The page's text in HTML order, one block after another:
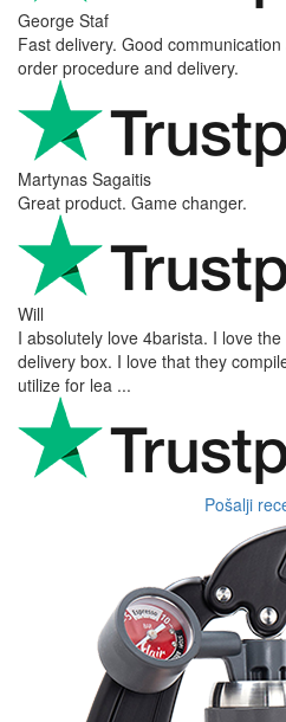
George Staf
Fast delivery. Good
order procedure and delivery.
Martynas Sagaitis
Great product. Game changer.
Will
I absolutely love 4barista. I love
delivery box. I love that they
utilize for lea ...
Pošalji